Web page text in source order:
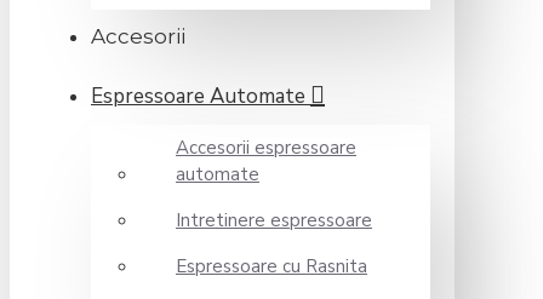
Accesorii
Espressoare Automate
Accesorii espressoare
automate
Intretinere espressoare
Espressoare cu Rasnita